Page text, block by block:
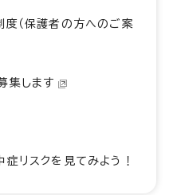
（保護者の方へのご案
集します
リスクを見てみよう！